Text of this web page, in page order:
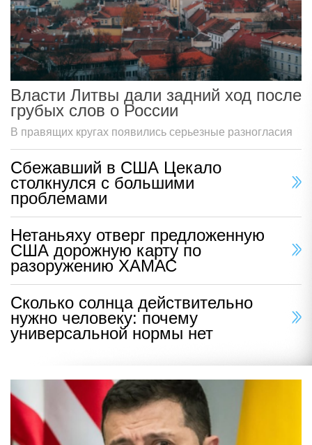
Власти Литвы дали задний ход после
грубых слов о России
В правящих кругах появились серьезные разногласия
Сбежавший в США Цекало
столкнулся с большими
проблемами
Нетаньяху отверг предложенную
США дорожную карту по
разоружению ХАМАС
Сколько солнца действительно
нужно человеку: почему
универсальной нормы нет